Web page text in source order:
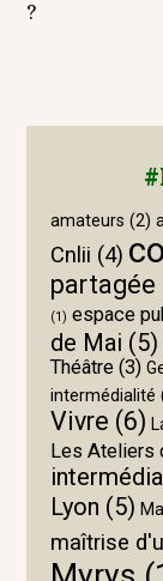
?
amateurs (2)
Cnlii (4)
partagée
(1) espace
de Mai (5)
Théâtre (3)
intermédialité
Vivre (6)
Les Ateliers
Lyon (5)
maîtrise